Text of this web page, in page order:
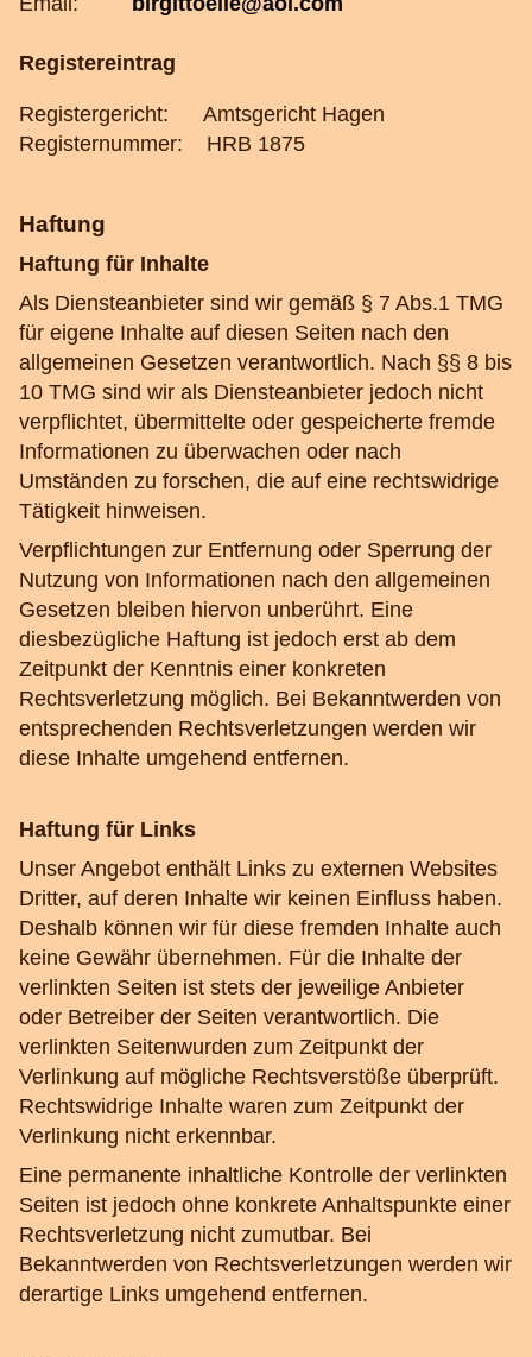
Registereintrag
Registergericht:
Amtsgericht Hagen
Registernummer:
HRB 1875
Haftung
Haftung für Inhalte
Als Diensteanbieter sind wir gemäß § 7 Abs.1 TMG
für eigene Inhalte auf diesen Seiten nach den
allgemeinen Gesetzen verantwortlich. Nach §§ 8 bis
10 TMG sind wir als Diensteanbieter jedoch nicht
verpflichtet, übermittelte oder gespeicherte fremde
Informationen zu überwachen oder nach
Umständen zu forschen, die auf eine rechtswidrige
Tätigkeit hinweisen.
Verpflichtungen zur Entfernung oder Sperrung der
Nutzung von Informationen nach den allgemeinen
Gesetzen bleiben hiervon unberührt. Eine
diesbezügliche Haftung ist jedoch erst ab dem
Zeitpunkt der Kenntnis einer konkreten
Rechtsverletzung möglich. Bei Bekanntwerden von
entsprechenden Rechtsverletzungen werden wir
diese Inhalte umgehend entfernen.
Haftung für Links
Unser Angebot enthält Links zu externen Websites
Dritter, auf deren Inhalte wir keinen Einfluss haben.
Deshalb können wir für diese fremden Inhalte auch
keine Gewähr übernehmen. Für die Inhalte der
verlinkten Seiten ist stets der jeweilige Anbieter
oder Betreiber der Seiten verantwortlich. Die
verlinkten Seitenwurden zum Zeitpunkt der
Verlinkung auf mögliche Rechtsverstöße überprüft.
Rechtswidrige Inhalte waren zum Zeitpunkt der
Verlinkung nicht erkennbar.
Eine permanente inhaltliche Kontrolle der verlinkten
Seiten ist jedoch ohne konkrete Anhaltspunkte einer
Rechtsverletzung nicht zumutbar. Bei
Bekanntwerden von Rechtsverletzungen werden wir
derartige Links umgehend entfernen.